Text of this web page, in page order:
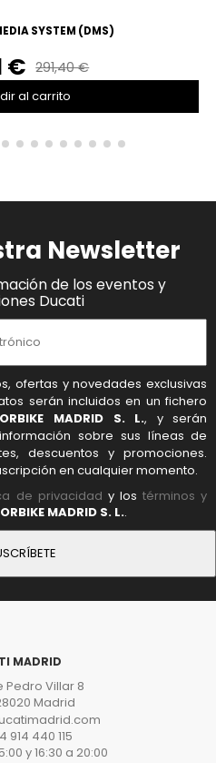
SYSTEM (DMS)
€ 291,40 €
al carrito
Newsletter
de los eventos y
Ducati
ofertas y novedades exclusivas
serán incluidos en un fichero
MADRID S. L., y serán
sobre sus líneas de
descuentos y promociones.
en cualquier momento.
de privacidad y lostérminos y
MADRID S. L..
MADRID
Pedro Villar 8
Madrid
914 440 115
y 16:30 a 20:00